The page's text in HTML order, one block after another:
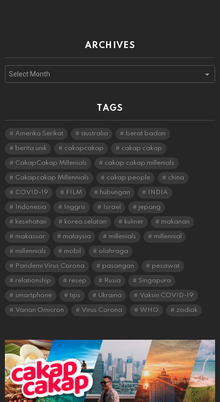
ARCHIVES
Archives
TAGS
Amerika Serikat australia berat badan
berita unik cakapcakap cakap cakap
CakapCakap Millenials cakap cakap millenials
Cakapcakap Millennials cakap people china
COVID-19 FILM hubungan INDIA
Indonesia Inggris Israel jepang
kesehatan korea selatan kuliner makanan
makassar malaysia millenials millennial
millennials mobil olahraga
Pandemi Virus Corona pasangan pesawat
relationship resep Rusia Singapura
smartphone tips Ukraina Vaksin COVID-19
Varian Omicron Virus Corona WHO zodiak